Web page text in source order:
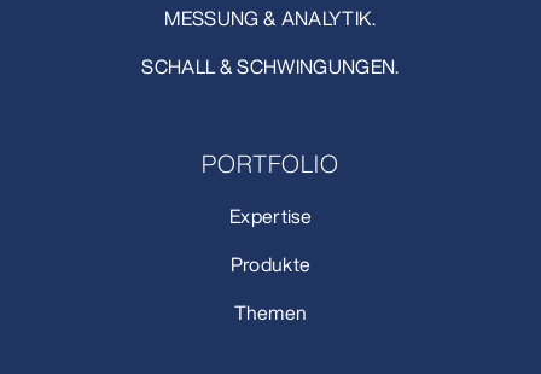
MESSUNG & ANALYTIK.
SCHALL & SCHWINGUNGEN.
PORTFOLIO
Expertise
Produkte
Themen